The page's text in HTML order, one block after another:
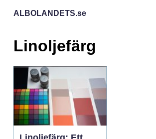
ALBOLANDETS.se
Linoljefärg